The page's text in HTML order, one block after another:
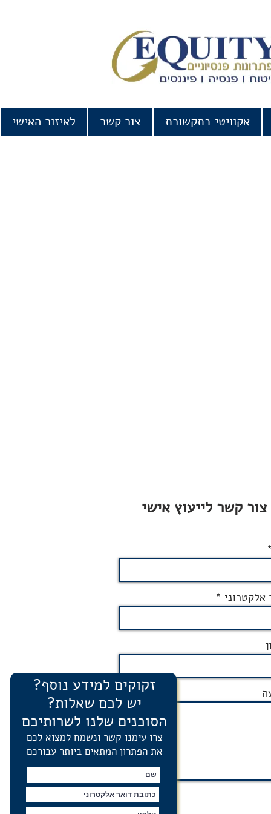
אקוויטי בתקשורת צור קשר לאיזור האישי
זקוקים למידע נוסף?
יש לכם שאלות?
הסוכנים שלנו לשרותיכם
צרו עימנו קשר ונשמח למצוא לכם
את הפתרון המתאים ביותר עבורכם
צור קשר לייעוץ אישי
אלקטרוני
שלח